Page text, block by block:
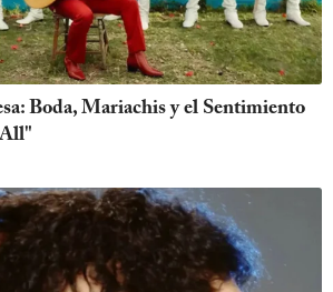
Boda, Mariachis y el Sentimiento